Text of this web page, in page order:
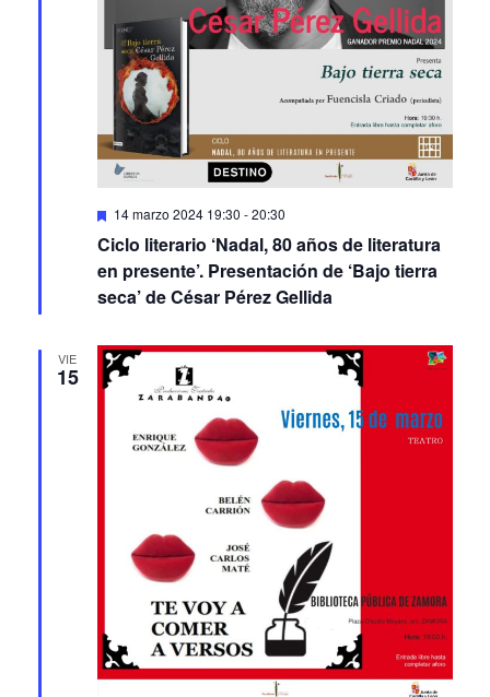
Featured
14 marzo 2024 19:30 -20:30
Ciclo literario ‘Nadal, 80 años de literatura
en presente’. Presentación de ‘Bajo tierra
seca’ de César Pérez Gellida
VIE
15